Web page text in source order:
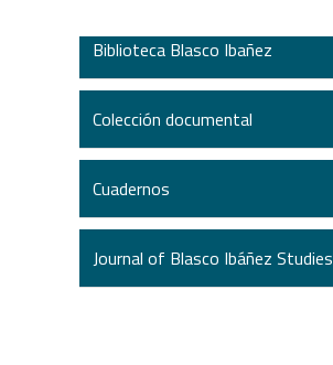
Biblioteca Blasco Ibañez
Colección documental
Cuadernos
Journal of Blasco Ibáñez Studies